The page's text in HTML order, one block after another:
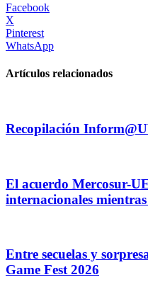
Facebook
X
Pinterest
WhatsApp
Artículos relacionados
Recopilación
El acuerdo Mercosur-
internacionales
Entre secuelas y
Game Fest 2026